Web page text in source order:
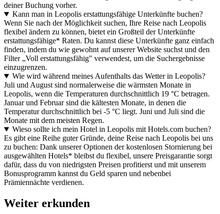
deiner Buchung vorher.
Kann man in Leopolis erstattungsfähige Unterkünfte buchen?
Wenn Sie nach der Möglichkeit suchen, Ihre Reise nach Leopolis
flexibel ändern zu können, bietet ein Großteil der Unterkünfte
erstattungsfähige* Raten. Du kannst diese Unterkünfte ganz einfach
finden, indem du wie gewohnt auf unserer Website suchst und den
Filter „Voll erstattungsfähig" verwendest, um die Suchergebnisse
einzugrenzen.
Wie wird während meines Aufenthalts das Wetter in Leopolis?
Juli und August sind normalerweise die wärmsten Monate in
Leopolis, wenn die Temperaturen durchschnittlich 19 °C betragen.
Januar und Februar sind die kältesten Monate, in denen die
Temperatur durchschnittlich bei -5 °C liegt. Juni und Juli sind die
Monate mit dem meisten Regen.
Wieso sollte ich mein Hotel in Leopolis mit Hotels.com buchen?
Es gibt eine Reihe guter Gründe, deine Reise nach Leopolis bei uns
zu buchen: Dank unserer Optionen der kostenlosen Stornierung bei
ausgewählten Hotels* bleibst du flexibel, unsere Preisgarantie sorgt
dafür, dass du von niedrigsten Preisen profitierst und mit unserem
Bonusprogramm kannst du Geld sparen und nebenbei
Prämiennächte verdienen.
Weiter erkunden